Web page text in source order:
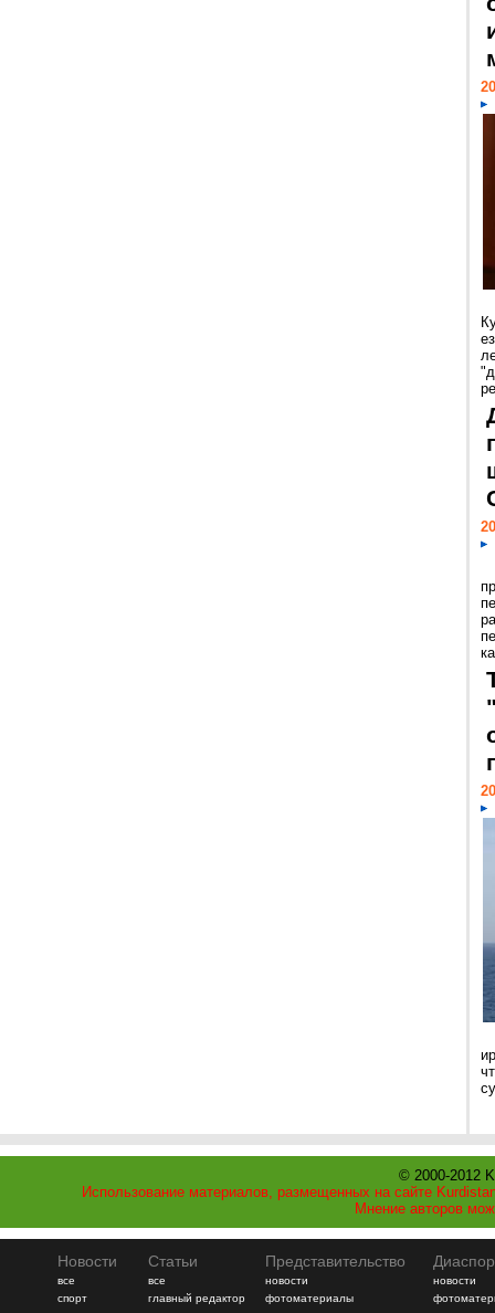
© 2000-2012
Использование материалов, размещенных на сайте
Мнение авторов
Новости
все
спорт
Статьи
все
главный редактор
Представительство
новости
фотоматериалы
новости